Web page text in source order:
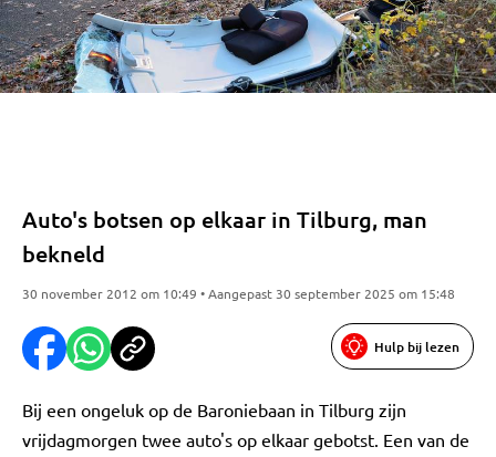
Auto's botsen op elkaar in Tilburg, man
bekneld
30 november 2012 om 10:49 • Aangepast 30 september 2025 om 15:48
Hulp bij lezen
Bij een ongeluk op de Baroniebaan in Tilburg zijn
vrijdagmorgen twee auto's op elkaar gebotst. Een van de